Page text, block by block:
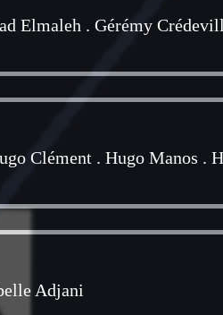
Elmaleh . Gérémy
Clément . Hugo Manos .
Adjani